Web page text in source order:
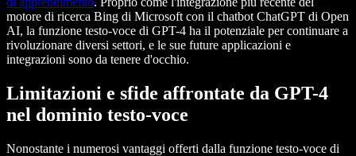
motore di ricerca Bing di Microsoft con il chatbot ChatGPT di Open
AI, la funzione testo-voce di GPT-4 ha il potenziale per continuare a
rivoluzionare diversi settori, e le sue future applicazioni e
integrazioni sono da tenere d'occhio.
Limitazioni e sfide affrontate da GPT-4
nel dominio testo-voce
Nonostante i numerosi vantaggi offerti dalla funzione testo-voce di